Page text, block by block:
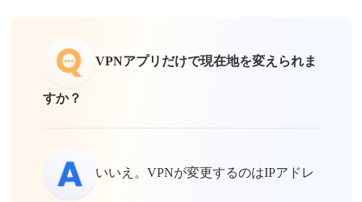
VPNアプリだけで現在地を変えられま
すか？
いいえ。VPNが変更するのはIPアドレ